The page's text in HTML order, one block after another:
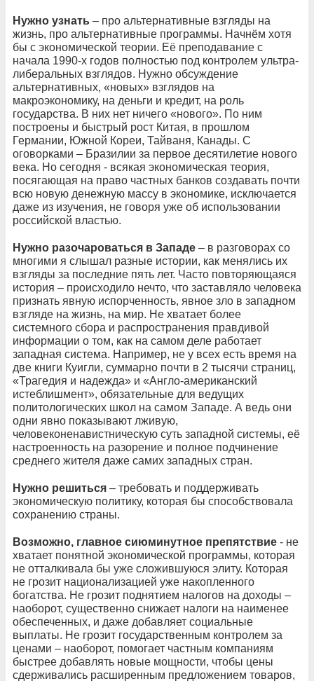
Нужно узнать – про альтернативные взгляды на
жизнь, про альтернативные программы. Начнём хотя
бы с экономической теории. Её преподавание с
начала 1990-х годов полностью под контролем ультра-
либеральных взглядов. Нужно обсуждение
альтернативных, «новых» взглядов на
макроэкономику, на деньги и кредит, на роль
государства. В них нет ничего «нового». По ним
построены и быстрый рост Китая, в прошлом
Германии, Южной Кореи, Тайваня, Канады. С
оговорками – Бразилии за первое десятилетие нового
века. Но сегодня - всякая экономическая теория,
посягающая на право частных банков создавать почти
всю новую денежную массу в экономике, исключается
даже из изучения, не говоря уже об использовании
российской властью.
Нужно разочароваться в Западе – в разговорах со
многими я слышал разные истории, как менялись их
взгляды за последние пять лет. Часто повторяющаяся
история – происходило нечто, что заставляло человека
признать явную испорченность, явное зло в западном
взгляде на жизнь, на мир. Не хватает более
системного сбора и распространения правдивой
информации о том, как на самом деле работает
западная система. Например, не у всех есть время на
две книги Куигли, суммарно почти в 2 тысячи страниц,
«Трагедия и надежда» и «Англо-американский
истеблишмент», обязательные для ведущих
политологических школ на самом Западе. А ведь они
одни явно показывают лживую,
человеконенавистническую суть западной системы, её
настроенность на разорение и полное подчинение
среднего жителя даже самих западных стран.
Нужно решиться – требовать и поддерживать
экономическую политику, которая бы способствовала
сохранению страны.
Возможно, главное сиюминутное препятствие - не
хватает понятной экономической программы, которая
не отталкивала бы уже сложившуюся элиту. Которая
не грозит национализацией уже накопленного
богатства. Не грозит поднятием налогов на доходы –
наоборот, существенно снижает налоги на наименее
обеспеченных, и даже добавляет социальные
выплаты. Не грозит государственным контролем за
ценами – наоборот, помогает частным компаниям
быстрее добавлять новые мощности, чтобы цены
сдерживались расширенным предложением товаров,